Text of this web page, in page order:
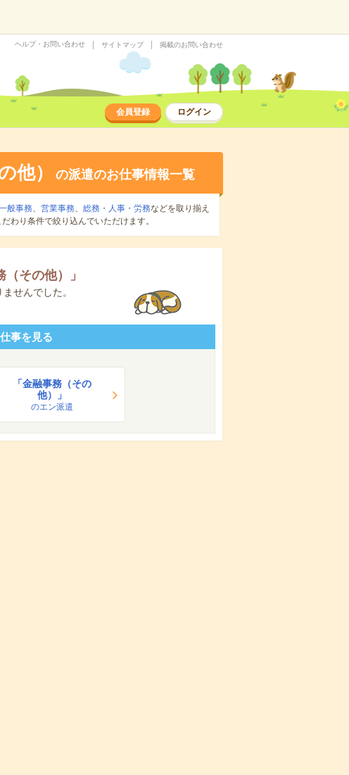
ヘルプ・お問い合わせ サイトマップ 掲載のお問い合わせ
会員登録 ログイン
他） の派遣のお仕事情報一覧
般事務、 営業事務、 総務・人事・労務などを取り揃え
わり条件で絞り込んでいただけます。
その他） 」
せんでした。
事を見る
「金融事務（その
他）」
のエン派遣